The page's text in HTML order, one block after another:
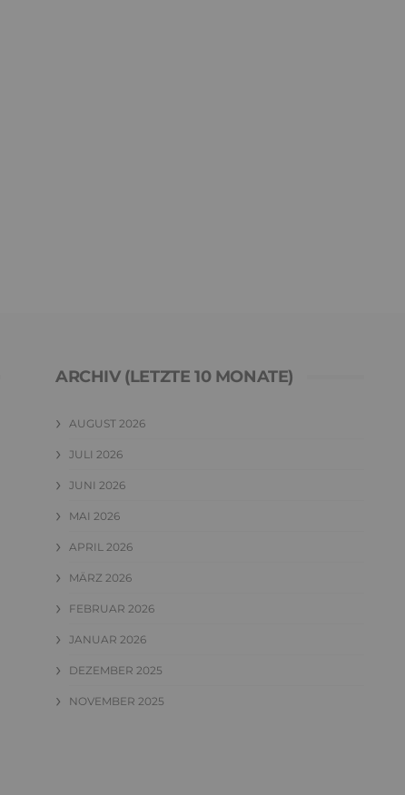
ARCHIV (LETZTE 10 MONATE)
AUGUST 2026
JULI 2026
JUNI 2026
MAI 2026
APRIL 2026
MÄRZ 2026
FEBRUAR 2026
JANUAR 2026
DEZEMBER 2025
NOVEMBER 2025